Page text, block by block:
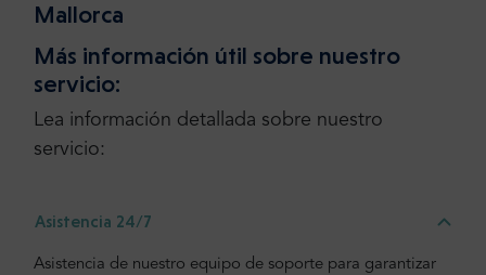
Mallorca
Más información útil sobre nuestro
servicio:
Lea información detallada sobre nuestro
servicio:
Asistencia 24/7
Asistencia de nuestro equipo de soporte para garantizar